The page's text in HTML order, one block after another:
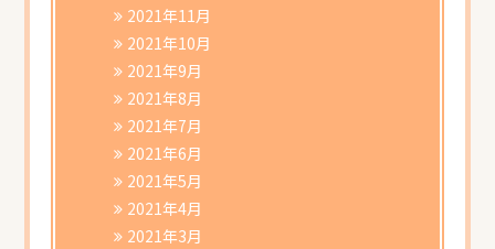
2021年11月
2021年10月
2021年9月
2021年8月
2021年7月
2021年6月
2021年5月
2021年4月
2021年3月